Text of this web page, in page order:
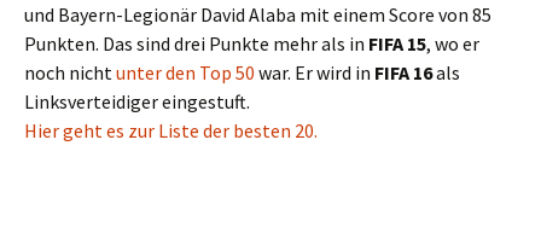
und Bayern-Legionär David Alaba mit einem Score von 85
Punkten. Das sind drei Punkte mehr als in FIFA 15, wo er
noch nichtunter den Top 50 war. Er wird in FIFA 16als
Linksverteidiger eingestuft.
Hier geht es zur Liste der besten 20.